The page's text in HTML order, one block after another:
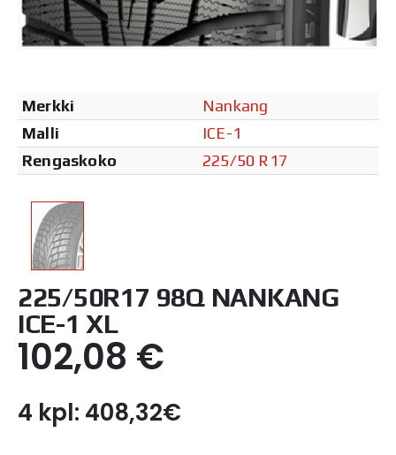
Merkki
Nankang
Malli
ICE-1
Rengaskoko
225/50 R17
225/50R17 98Q NANKANG
ICE-1 XL
102,08 €
4 kpl: 408,32€